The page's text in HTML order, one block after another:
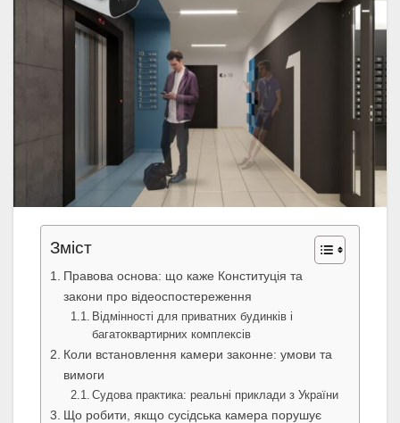
Зміст
Правова основа: що каже Конституція та
закони про відеоспостереження
Відмінності для приватних будинків і
багатоквартирних комплексів
Коли встановлення камери законне: умови та
вимоги
Судова практика: реальні приклади з України
Що робити, якщо сусідська камера порушує